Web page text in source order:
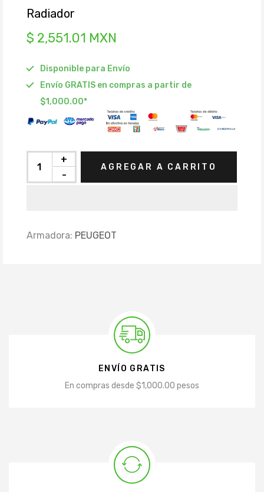
Radiador
$ 2,551.01 MXN
Disponible para Envío
Envío GRATIS en compras a partir de
$1,000.00*
-
+
AGREGAR A CARRITO
Armadora: PEUGEOT
ENVÍO GRATIS
En compras desde $1,000.00 pesos